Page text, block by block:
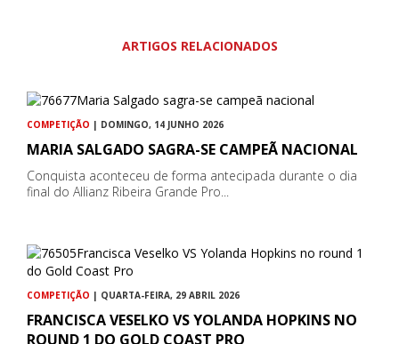
ARTIGOS RELACIONADOS
COMPETIÇÃO | DOMINGO, 14 JUNHO 2026
MARIA SALGADO SAGRA-SE CAMPEÃ NACIONAL
Conquista aconteceu de forma antecipada durante o dia
final do Allianz Ribeira Grande Pro...
COMPETIÇÃO | QUARTA-FEIRA, 29 ABRIL 2026
FRANCISCA VESELKO VS YOLANDA HOPKINS NO
ROUND 1 DO GOLD COAST PRO